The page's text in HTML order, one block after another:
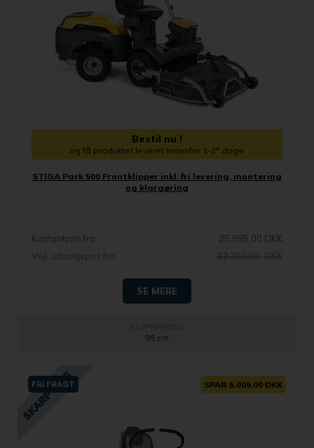
Bestil nu !
og få produktet leveret indenfor 1-2* dage
STIGA Park 500 Frontklipper inkl. fri levering, montering
og klargøring
Kontantpris fra
25.995,00 DKK
Vejl. udsalgspris fra
32.700,00 DKK
SE MERE
95 cm
FRI FRAGT SPAR 5.009,00 DKK